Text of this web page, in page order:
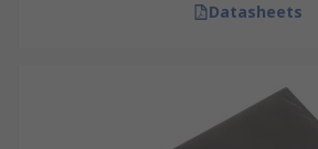
Datasheets